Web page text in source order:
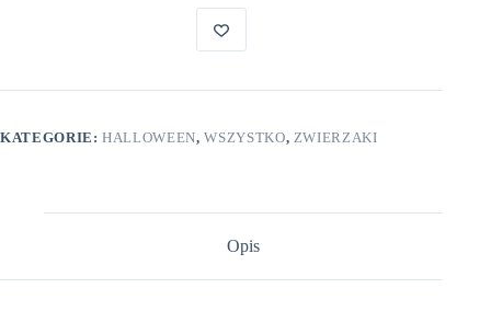
KATEGORIE:HALLOWEEN,WSZYSTKO, ZWIERZAKI
Opis